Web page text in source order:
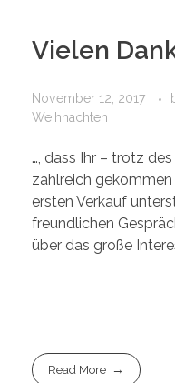
Vielen
November 12, 2017
Weihnachten
…, dass Ihr – trotz
zahlreich
ersten Verkauf
freundlichen
über das große
Read More